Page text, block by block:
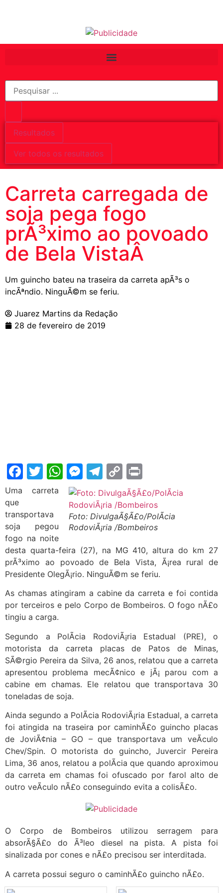
Resultados
Ver todos os resultados
Carreta carregada de
soja pega fogo
prÃ³ximo ao povoado
de Bela VistaÂ
Um guincho bateu na traseira da carreta apÃ³s o
incÃªndio. NinguÃ©m se feriu.
Juarez Martins da Redação
28 de fevereiro de 2019
Facebook
Twitter
WhatsApp
Messenger
Telegram
Copy
Link
Foto: DivulgaÃ§Ã£o/PolÃ­cia
RodoviÃ¡ria /Bombeiros
Uma carreta
que
transportava
soja pegou
fogo na noite
desta quarta-feira (27), na MG 410, altura do km 27
prÃ³ximo ao povoado de Bela Vista, Ã¡rea rural de
Presidente OlegÃ¡rio. NinguÃ©m se feriu.
As chamas atingiram a cabine da carreta e foi contida
por terceiros e pelo Corpo de Bombeiros. O fogo nÃ£o
tingiu a carga.
Segundo a PolÃ­cia RodoviÃ¡ria Estadual (PRE), o
motorista da carreta placas de Patos de Minas,
SÃ©rgio Pereira da Silva, 26 anos, relatou que a carreta
apresentou problema mecÃ¢nico e jÃ¡ parou com a
cabine em chamas. Ele relatou que transportava 30
toneladas de soja.
Ainda segundo a PolÃ­cia RodoviÃ¡ria Estadual, a carreta
foi atingida na traseira por caminhÃ£o guincho placas
de JoviÃ¢nia – GO – que transportava um veÃ­culo
Chev/Spin. O motorista do guincho, Juvercir Pereira
Lima, 36 anos, relatou a polÃ­cia que quando aproximou
da carreta em chamas foi ofuscado por farol alto de
outro veÃ­culo nÃ£o conseguindo evita a colisÃ£o.
O Corpo de Bombeiros utilizou serragem para
absorÃ§Ã£o do Ã³leo diesel na pista. A pista foi
sinalizada por cones e nÃ£o precisou ser interditada.
A carreta possui seguro o caminhÃ£o guincho nÃ£o.